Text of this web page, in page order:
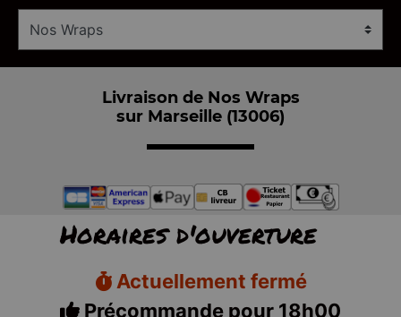
Livraison de Nos Wraps
sur Marseille (13006)
Horaires d'ouverture
Actuellement fermé
Précommande pour 18h00